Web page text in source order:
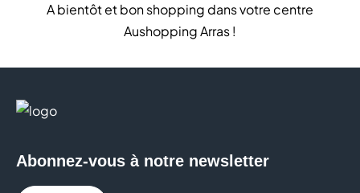
A bientôt et bon shopping dans votre centre
Aushopping Arras !
Abonnez-vous à notre newsletter